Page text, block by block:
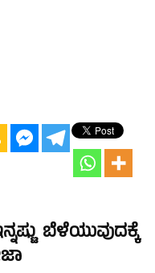
ಬೆಳೆಯುವುದಕ್ಕೆ